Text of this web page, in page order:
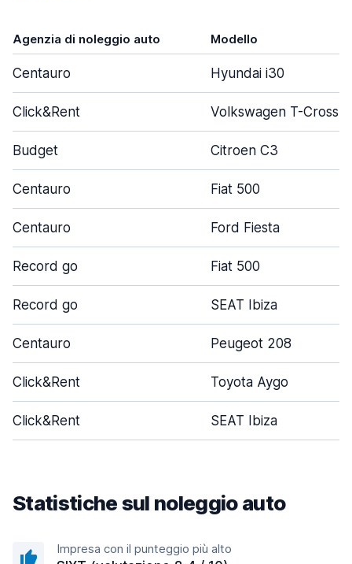
Agenzia di noleggio auto Modello
Centauro Hyundai i30
Click&Rent Volkswagen T-Cross
Budget Citroen C3
Centauro Fiat 500
Centauro Ford Fiesta
Record go Fiat 500
Record go SEAT Ibiza
Centauro Peugeot 208
Click&Rent Toyota Aygo
Click&Rent SEAT Ibiza
Statistiche sul noleggio auto
Impresa con il punteggio più alto